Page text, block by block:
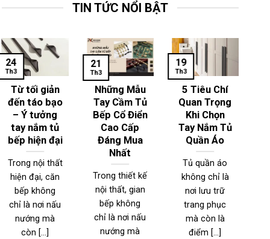
TIN TỨC NỔI BẬT
Từ tối giản
đến táo bạo
– Ý tưởng
tay nắm tủ
bếp hiện đại
Trong nội thất
hiện đại, căn
bếp không
chỉ là nơi nấu
nướng mà
còn [...]
24
Th3
Những Mẫu
Tay Cầm Tủ
Bếp Cổ Điển
Cao Cấp
Đáng Mua
Nhất
Trong thiết kế
nội thất, gian
bếp không
chỉ là nơi nấu
nướng mà
21
Th3
5 Tiêu Chí
Quan Trọng
Khi Chọn
Tay Nắm Tủ
Quần Áo
Tủ quần áo
không chỉ là
nơi lưu trữ
trang phục
mà còn là
điểm [...]
19
Th3